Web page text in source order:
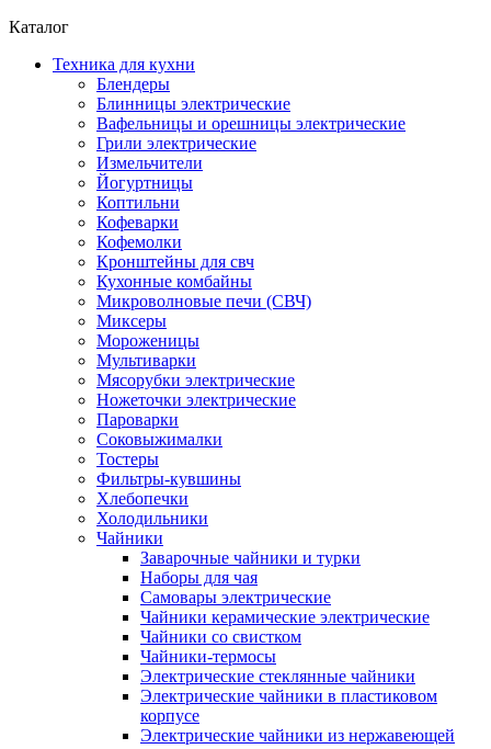
Каталог
Техника для кухни
Блендеры
Блинницы электрические
Вафельницы и орешницы электрические
Грили электрические
Измельчители
Йогуртницы
Коптильни
Кофеварки
Кофемолки
Кронштейны для свч
Кухонные комбайны
Микроволновые печи (СВЧ)
Миксеры
Мороженицы
Мультиварки
Мясорубки электрические
Ножеточки электрические
Пароварки
Соковыжималки
Тостеры
Фильтры-кувшины
Хлебопечки
Холодильники
Чайники
Заварочные чайники и турки
Наборы для чая
Самовары электрические
Чайники керамические электрические
Чайники со свистком
Чайники-термосы
Электрические стеклянные чайники
Электрические чайники в пластиковом
корпусе
Электрические чайники из нержавеющей